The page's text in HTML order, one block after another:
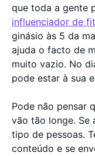
que toda a gente
influenciador de
ginásio às 5 da
ajuda o facto de
muito vazio. No
pode estar à sua
Pode não pensar
vão tão longe. Se
tipo de pessoas.
conteúdo e se